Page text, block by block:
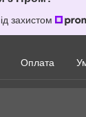
захистом
Оплата